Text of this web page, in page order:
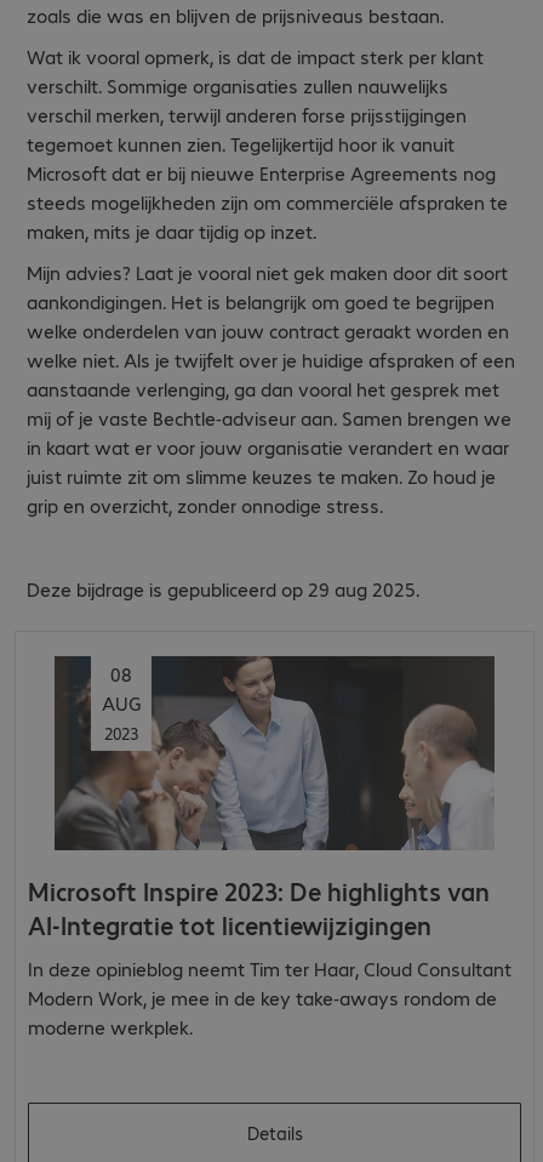
zoals die was en blijven de prijsniveaus bestaan.
Wat ik vooral opmerk, is dat de impact sterk per klant
verschilt. Sommige organisaties zullen nauwelijks
verschil merken, terwijl anderen forse prijsstijgingen
tegemoet kunnen zien. Tegelijkertijd hoor ik vanuit
Microsoft dat er bij nieuwe Enterprise Agreements nog
steeds mogelijkheden zijn om commerciële afspraken te
maken, mits je daar tijdig op inzet.
Mijn advies? Laat je vooral niet gek maken door dit soort
aankondigingen. Het is belangrijk om goed te begrijpen
welke onderdelen van jouw contract geraakt worden en
welke niet. Als je twijfelt over je huidige afspraken of een
aanstaande verlenging, ga dan vooral het gesprek met
mij of je vaste Bechtle-adviseur aan. Samen brengen we
in kaart wat er voor jouw organisatie verandert en waar
juist ruimte zit om slimme keuzes te maken. Zo houd je
grip en overzicht, zonder onnodige stress.
Deze bijdrage is gepubliceerd op 29 aug 2025.
08
AUG
2023
Microsoft Inspire 2023: De highlights van
AI-Integratie tot licentiewijzigingen
In deze opinieblog neemt Tim ter Haar, Cloud Consultant
Modern Work, je mee in de key take-aways rondom de
moderne werkplek.
Details